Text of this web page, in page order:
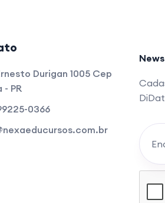
Durigan 1005 Cep
PR
0366